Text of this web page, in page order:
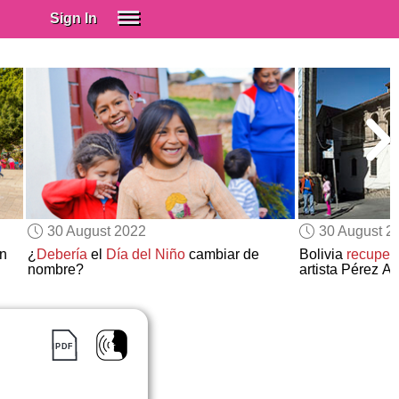
Sign In
Spanish (Spain)
Spanish (Latino)
SUBSCRIBE
EDUCATIONAL LICENSES
GIFT CARDS
OTHER LANGUAGES
30 August 2022
¿Deberíael Día del Niñocambiar de
nombre?
30 August
Bolivia
artista Pérez